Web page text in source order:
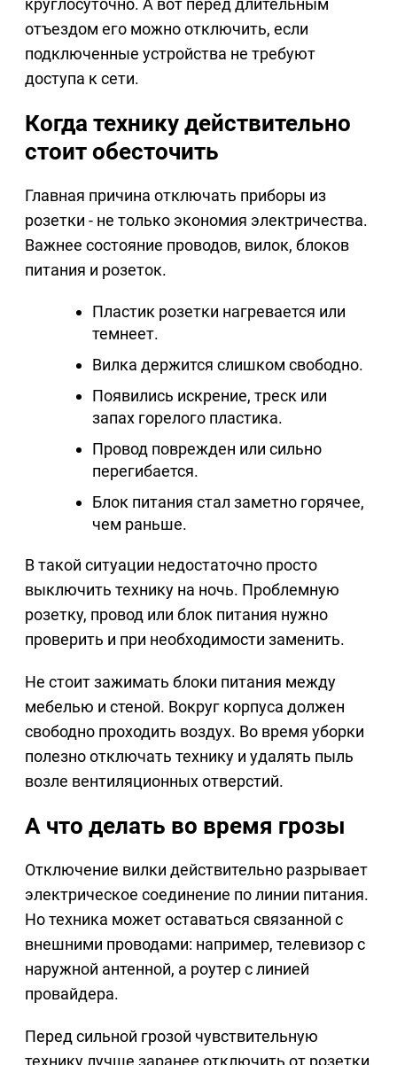
отъездом его можно отключить, если
подключенные устройства не требуют
доступа к сети.
Когда технику действительно
стоит обесточить
Главная причина отключать приборы из
розетки - не только экономия электричества.
Важнее состояние проводов, вилок, блоков
питания и розеток.
Пластик розетки нагревается или
темнеет.
Вилка держится слишком свободно.
Появились искрение, треск или
запах горелого пластика.
Провод поврежден или сильно
перегибается.
Блок питания стал заметно горячее,
чем раньше.
В такой ситуации недостаточно просто
выключить технику на ночь. Проблемную
розетку, провод или блок питания нужно
проверить и при необходимости заменить.
Не стоит зажимать блоки питания между
мебелью и стеной. Вокруг корпуса должен
свободно проходить воздух. Во время уборки
полезно отключать технику и удалять пыль
возле вентиляционных отверстий.
А что делать во время грозы
Отключение вилки действительно разрывает
электрическое соединение по линии питания.
Но техника может оставаться связанной с
внешними проводами: например, телевизор с
наружной антенной, а роутер с линией
провайдера.
Перед сильной грозой чувствительную
технику лучше заранее отключить от розетки